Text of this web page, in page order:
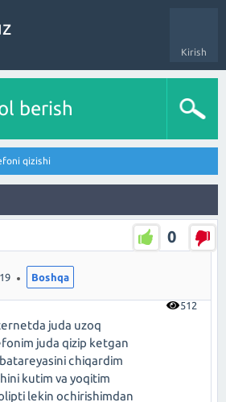
Kirish
berish
qizishi
0
512
Boshqa
juda uzoq
juda qizip ketgan
chiqardim
kutim va yoqitim
lekin ochirishimdan